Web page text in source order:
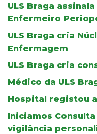
ULS Braga
Enfermeiro
ULS Braga cria
Enfermagem
ULS Braga cria
Médico da ULS
Hospital registou
Iniciamos
vigilância